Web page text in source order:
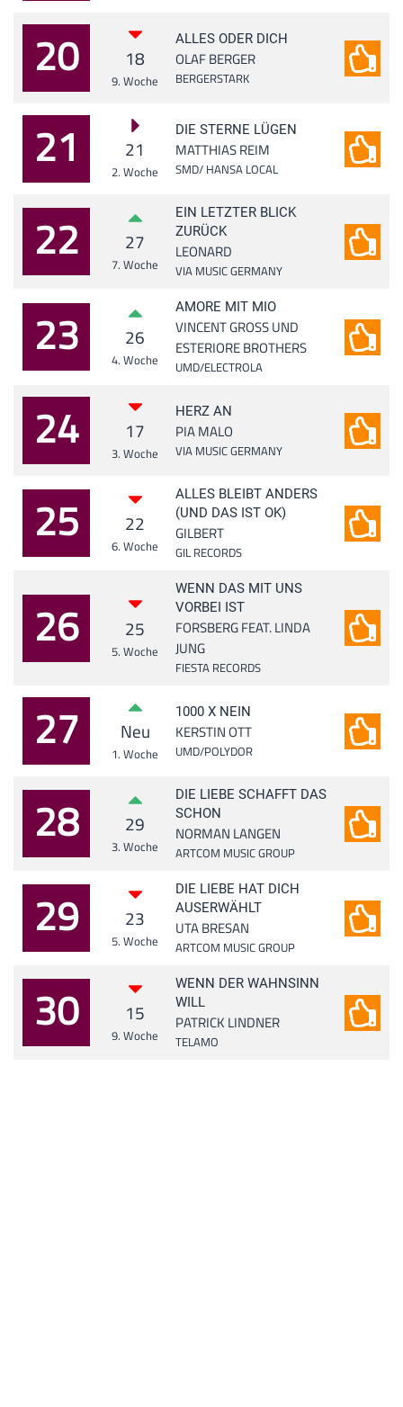
20 18
9. Woche
ALLES ODER DICH
OLAF BERGER
BERGERSTARK
21 21
2. Woche
DIE STERNE LÜGEN
MATTHIAS REIM
SMD/ HANSA LOCAL
22 27
7. Woche
EIN LETZTER BLICK
ZURÜCK
LEONARD
VIA MUSIC GERMANY
23 26
4. Woche
AMORE MIT MIO
VINCENT GROSS UND
ESTERIORE BROTHERS
UMD/ELECTROLA
24 17
3. Woche
HERZ AN
PIA MALO
VIA MUSIC GERMANY
25 22
6. Woche
ALLES BLEIBT ANDERS
(UND DAS IST OK)
GILBERT
GIL RECORDS
26 25
5. Woche
WENN DAS MIT UNS
VORBEI IST
FORSBERG FEAT. LINDA
JUNG
FIESTA RECORDS
27 Neu
1. Woche
1000 X NEIN
KERSTIN OTT
UMD/POLYDOR
28 29
3. Woche
DIE LIEBE SCHAFFT DAS
SCHON
NORMAN LANGEN
ARTCOM MUSIC GROUP
29 23
5. Woche
DIE LIEBE HAT DICH
AUSERWÄHLT
UTA BRESAN
ARTCOM MUSIC GROUP
30 15
9. Woche
WENN DER WAHNSINN
WILL
PATRICK LINDNER
TELAMO